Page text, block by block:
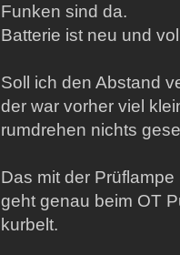
Funken sind da.
Batterie ist neu und
Soll ich den Abstand
der war vorher viel
rumdrehen nichts
Das mit der
geht genau beim OT
kurbelt.